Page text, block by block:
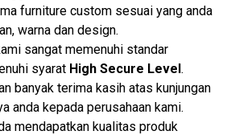
furniture custom sesuai yang anda
warna dan design.
sangat memenuhi standar
syarat High Secure Level.
banyak terima kasih atas kunjungan
anda kepada perusahaan kami.
mendapatkan kualitas produk